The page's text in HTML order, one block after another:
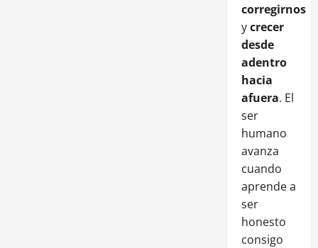
corregirnos
ycrecer
desde
adentro
hacia
afuera. El
ser
humano
avanza
cuando
aprende a
ser
honesto
consigo